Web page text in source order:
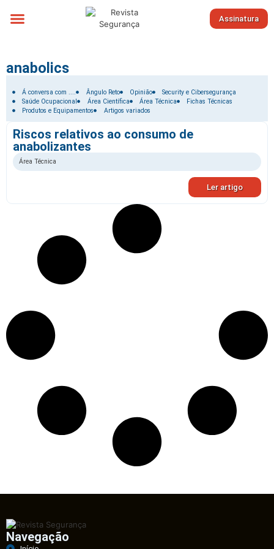
Assinatura
anabolics
Filtrar por:
Á conversa com .... Ângulo Reto Opinião
Security e Cibersegurança
Saúde Ocupacional
Área Científica Área Técnica
Fichas Técnicas
Produtos e Equipamentos
Artigos variados
Riscos relativos ao consumo de
anabolizantes
Área Técnica
Ler artigo
Navegação